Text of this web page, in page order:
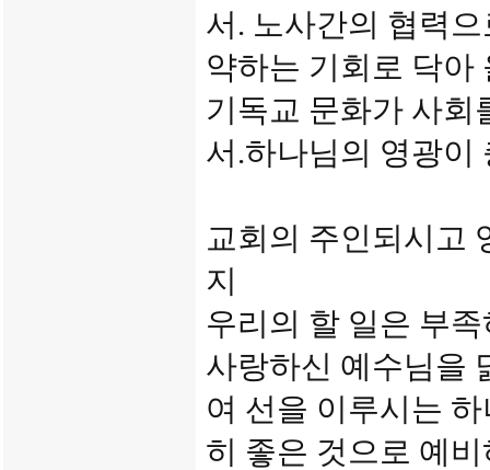
서. 노사간의 협력
약하는 기회로 닥아
기독교 문화가 사회
서.하나님의 영광이
교회의 주인되시고
지
우리의 할 일은 부
사랑하신 예수님을
여 선을 이루시는
히 좋은 것으로 예